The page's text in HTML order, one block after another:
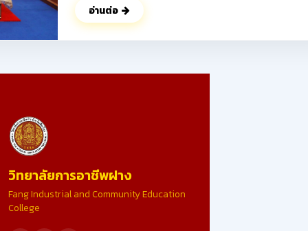
การวิทยาลัยการอาชีพฝาง ผู้แทนสถานศึกษา เข้ารับ
พระราชทานรางวัล จากพลเอก ดาว์พงษ์ รัตนสุวรรณ
องคมนตรี ผู้แทนพระองค์ ณ สาลาดุสิดาลัย สวนจิตรล
จากคณะผู้บริหาร คณะครู บุคลากรทางการศึกษา ผู้
รับคัดเลือก เป็นสถานศึกษารางวัลพระราชทาน ระดับ
อาชีวศึกษา ขนาดใหญ่ ประจำปีการศึกษา 2567 อันทรง
อ่านต่อ
วิทยาลัยการอาชีพฝาง
Fang Industrial and Community Education
College